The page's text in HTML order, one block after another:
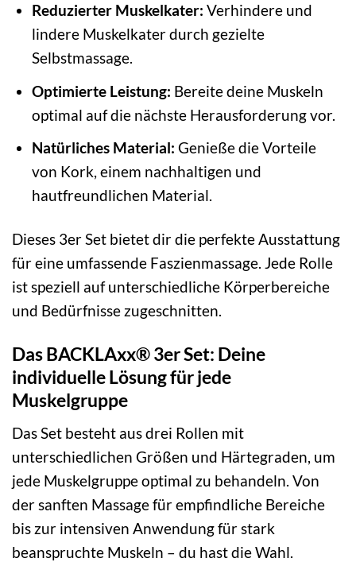
Reduzierter Muskelkater: Verhindere und
lindere Muskelkater durch gezielte
Selbstmassage.
Optimierte Leistung: Bereite deine Muskeln
optimal auf die nächste Herausforderung vor.
Natürliches Material: Genieße die Vorteile
von Kork, einem nachhaltigen und
hautfreundlichen Material.
Dieses 3er Set bietet dir die perfekte Ausstattung
für eine umfassende Faszienmassage. Jede Rolle
ist speziell auf unterschiedliche Körperbereiche
und Bedürfnisse zugeschnitten.
Das BACKLAxx® 3er Set: Deine
individuelle Lösung für jede
Muskelgruppe
Das Set besteht aus drei Rollen mit
unterschiedlichen Größen und Härtegraden, um
jede Muskelgruppe optimal zu behandeln. Von
der sanften Massage für empfindliche Bereiche
bis zur intensiven Anwendung für stark
beanspruchte Muskeln – du hast die Wahl.